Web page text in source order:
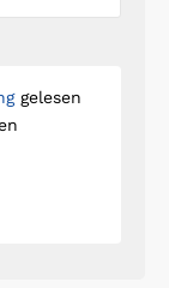
gelesen